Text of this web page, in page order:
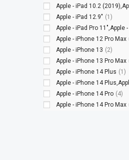
Apple - iPad 10.2
Apple - iPad 12.9″ (1)
Apple - iPad Pro
Apple - iPhone 12 Pro Max
Apple - iPhone 13 (2)
Apple - iPhone 13 Pro Max
Apple - iPhone 14 Plus (1)
Apple - iPhone 14
Apple - iPhone 14 Pro (4)
Apple - iPhone 14 Pro Max